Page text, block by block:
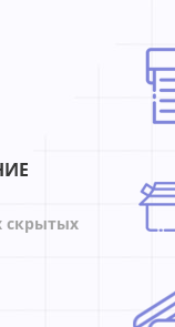
скрытых